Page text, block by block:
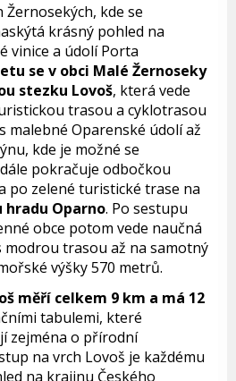
Žernosekých, kde se
krásný pohled na
vinice a údolí Porta
se v obci Malé Žernoseky
stezku Lovoš, která vede
trasou a cyklotrasou
malebné Oparenské údolí až
kde je možné se
pokračuje odbočkou
po zelené turistické trase na
hradu Oparno. Po sestupu
obce potom vede naučná
modrou trasou až na samotný
výšky 570 metrů.
měří celkem 9 km a má 12
tabulemi, které
zejména o přírodní
na vrch Lovoš je každému
na krajinu Českého